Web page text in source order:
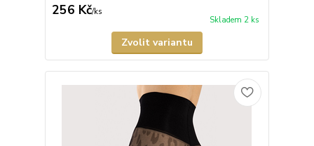
256 Kč/ks
Skladem 2 ks
Zvolit variantu